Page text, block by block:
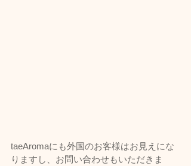
taeAromaにも外国のお客様はお見えにな
りますし、お問い合わせもいただきま